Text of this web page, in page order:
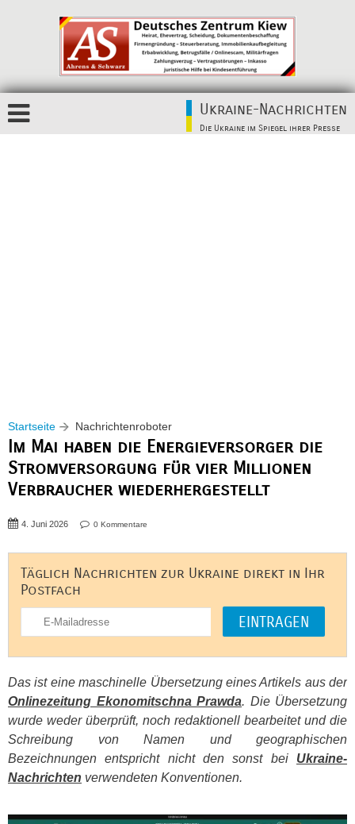
Ukraine-Nachrichten
Die Ukraine im Spiegel ihrer Presse
Startseite Nachrichtenroboter
Im Mai haben die Energieversorger die
Stromversorgung für vier Millionen
Verbraucher wiederhergestellt
4. Juni 2026 0 Kommentare
Täglich Nachrichten zur Ukraine direkt in Ihr
Postfach
Das ist eine maschinelle Übersetzung eines Artikels aus der
Onlinezeitung Ekonomitschna Prawda. Die Übersetzung
wurde weder überprüft, noch redaktionell bearbeitet und die
Schreibung von Namen und geographischen
Bezeichnungen entspricht nicht den sonst bei Ukraine-
Nachrichten verwendeten Konventionen.